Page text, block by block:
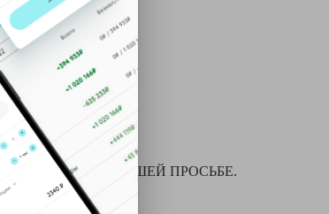
и многое другое ПО ВАШЕЙ ПРОСЬБЕ.